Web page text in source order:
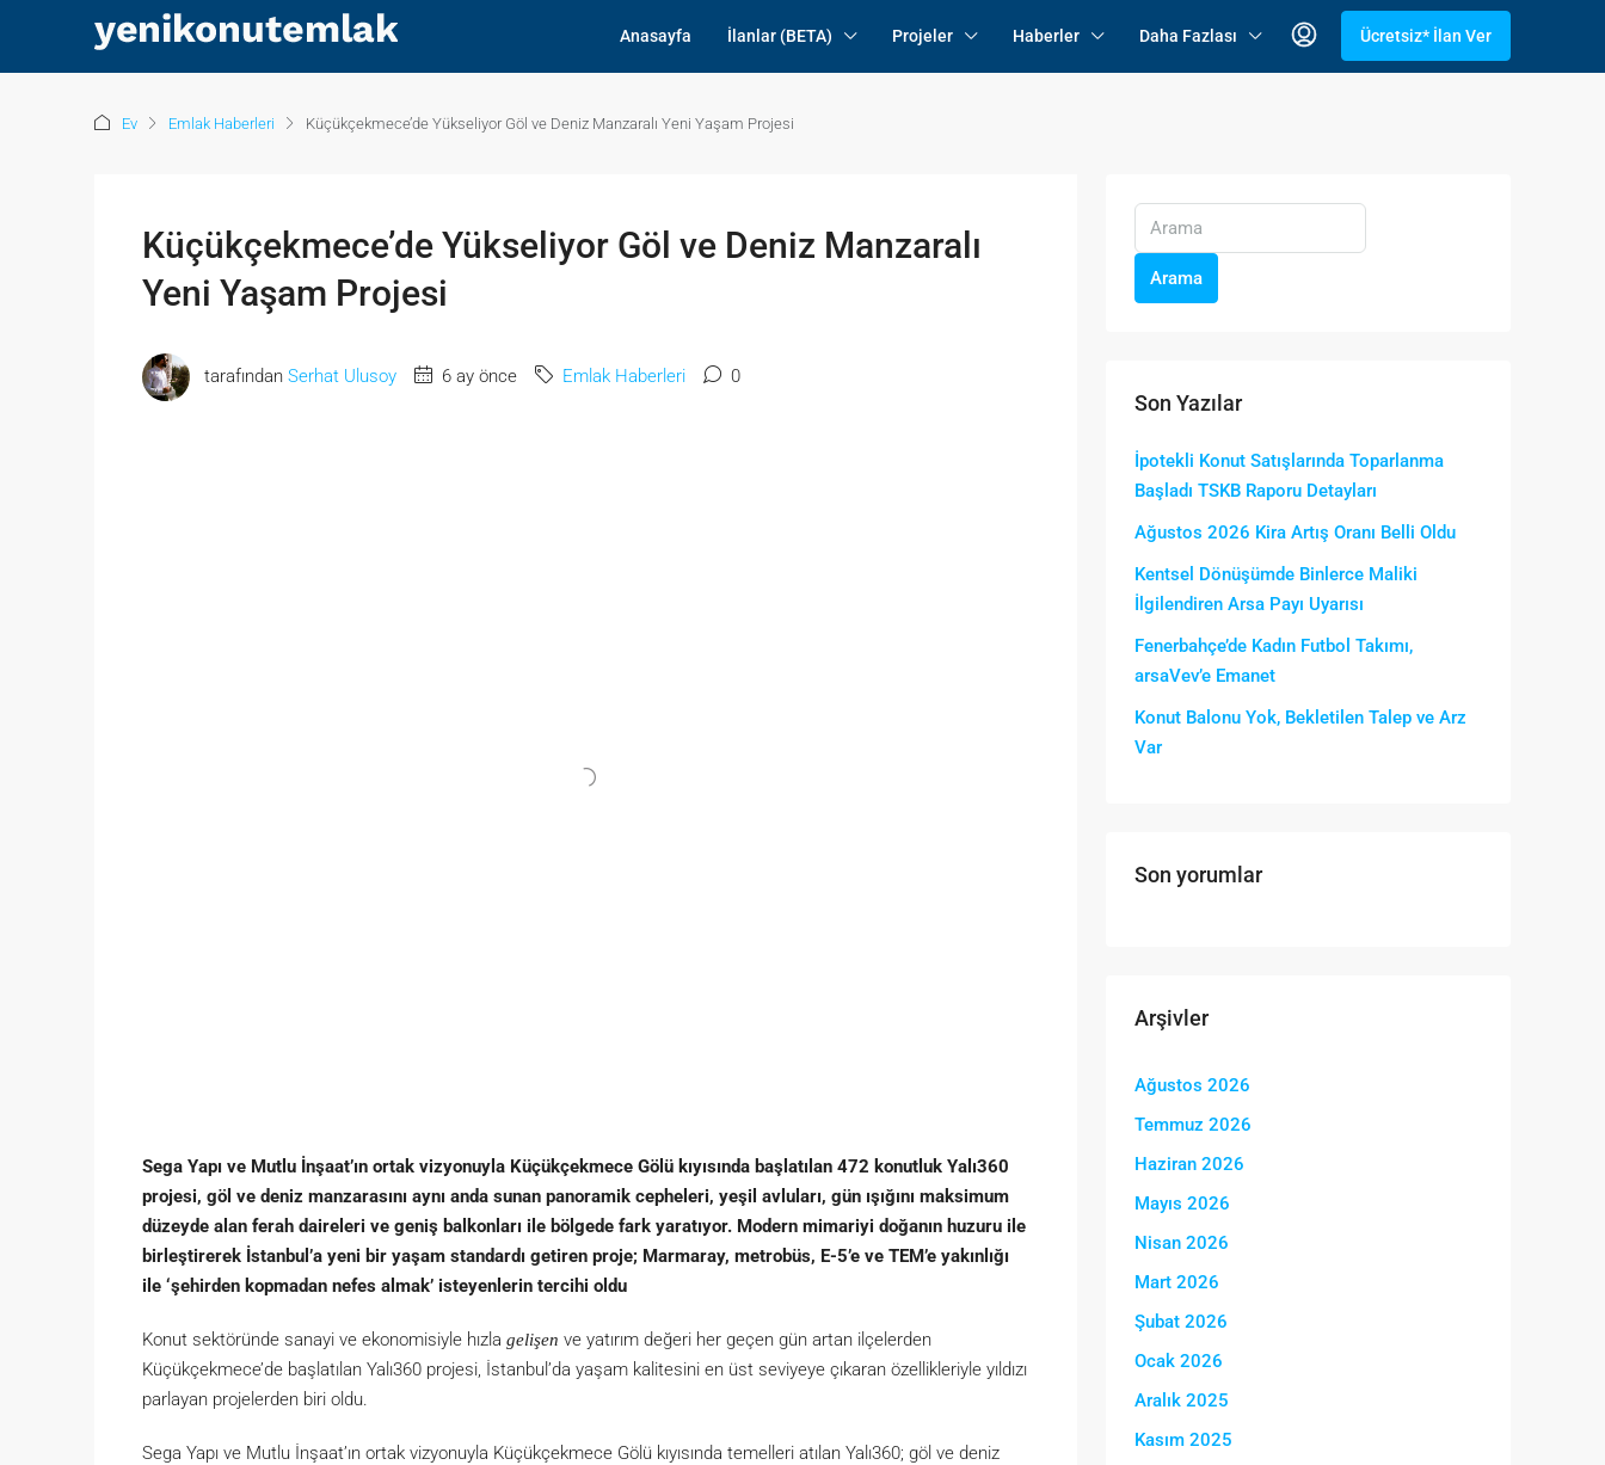
Anasayfa İlanlar (BETA) Projeler Haberler Daha Fazlası Ücretsiz* İlan Ver
Ev Emlak Haberleri Küçükçekmece’de Yükseliyor Göl ve Deniz Manzaralı Yeni Yaşam Projesi
Küçükçekmece’de Yükseliyor Göl ve Deniz Manzaralı
Yeni Yaşam Projesi
tarafından Serhat Ulusoy 6 ay önce Emlak Haberleri 0
Sega Yapı ve Mutlu İnşaat’ın ortak vizyonuyla Küçükçekmece Gölü kıyısında başlatılan 472 konutluk Yalı360
projesi, göl ve deniz manzarasını aynı anda sunan panoramik cepheleri, yeşil avluları, gün ışığını maksimum
düzeyde alan ferah daireleri ve geniş balkonları ile bölgede fark yaratıyor. Modern mimariyi doğanın huzuru ile
birleştirerek İstanbul’a yeni bir yaşam standardı getiren proje; Marmaray, metrobüs, E-5’e ve TEM’e yakınlığı
ile ‘şehirden kopmadan nefes almak’ isteyenlerin tercihi oldu
Konut sektöründe sanayi ve ekonomisiyle hızla gelişen ve yatırım değeri her geçen gün artan ilçelerden
Küçükçekmece’de başlatılan Yalı360 projesi, İstanbul’da yaşam kalitesini en üst seviyeye çıkaran özellikleriyle yıldızı
parlayan projelerden biri oldu.
Sega Yapı ve Mutlu İnşaat’ın ortak vizyonuyla Küçükçekmece Gölü kıyısında temelleri atılan Yalı360; göl ve deniz
Arama
Son Yazılar
İpotekli Konut Satışlarında Toparlanma
Başladı TSKB Raporu Detayları
Ağustos 2026 Kira Artış Oranı Belli Oldu
Kentsel Dönüşümde Binlerce Maliki
İlgilendiren Arsa Payı Uyarısı
Fenerbahçe’de Kadın Futbol Takımı,
arsaVev’e Emanet
Konut Balonu Yok, Bekletilen Talep ve Arz
Var
Son yorumlar
Arşivler
Ağustos 2026
Temmuz 2026
Haziran 2026
Mayıs 2026
Nisan 2026
Mart 2026
Şubat 2026
Ocak 2026
Aralık 2025
Kasım 2025